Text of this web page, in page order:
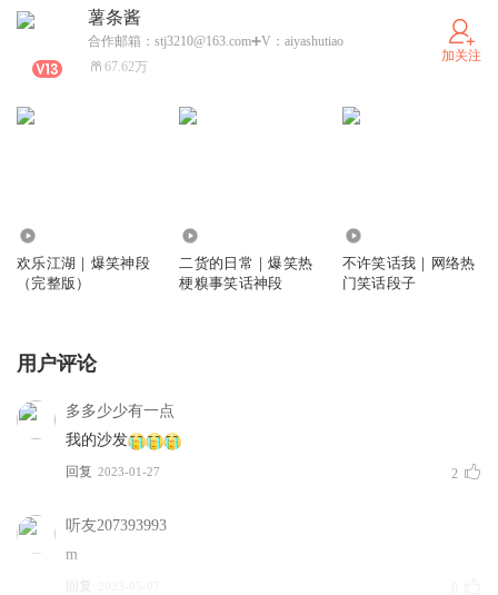
薯条酱
合作邮箱：stj3210@163.com➕V：aiyashutiao
67.62万
加关注
欢乐江湖｜爆笑神段
（完整版）
二货的日常｜爆笑热
梗糗事笑话神段
不许笑话我｜网络热
门笑话段子
用户评论
多多少少有一点
我的沙发
回复 2023-01-27 2
听友207393993
m
回复